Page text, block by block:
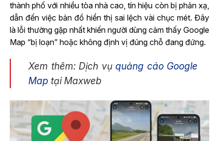
thành phố với nhiều tòa nhà cao, tín hiệu còn bị phản xạ,
dẫn đến việc bản đồ hiển thị sai lệch vài chục mét. Đây
là lỗi thường gặp nhất khiến người dùng cảm thấy Google
Map “bị loạn” hoặc không định vị đúng chỗ đang đứng.
Xem thêm: Dịch vụ quảng cáo Google
Map tại Maxweb